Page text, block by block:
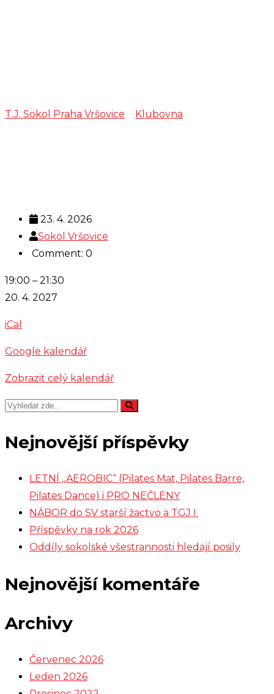
T.J. Sokol Praha Vršovice Klubovna
23. 4. 2026
Sokol Vršovice
Comment: 0
zkouška
-
muzika
Kyčera
19:00 – 21:30
20. 4. 2027
iCal
Google kalendář
Zobrazit celý kalendář
Nejnovější příspěvky
LETNÍ „AEROBIC“ (Pilates Mat, Pilates Barre,
Pilates Dance) i PRO NEČLENY
NÁBOR do SV starší žactvo a TGJ I.
Příspěvky na rok 2026
Oddíly sokolské všestrannosti hledají posily
Nejnovější komentáře
Archivy
Červenec 2026
Leden 2026